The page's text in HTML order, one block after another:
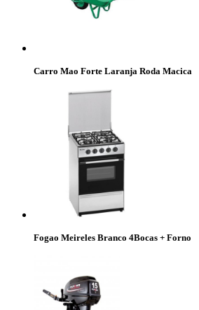
Carro Mao Forte Laranja Roda Macica
Fogao Meireles Branco 4Bocas + Forno